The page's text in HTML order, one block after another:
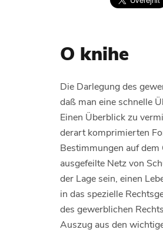
O knihe
Die Darlegung des
daß man eine schnelle
Einen Überblick zu
derart komprimierten
Bestimmungen auf
ausgefeilte Netz von
der Lage sein, einen
in das spezielle
des gewerblichen
Auszug aus den